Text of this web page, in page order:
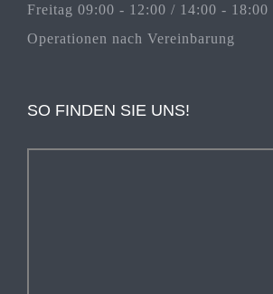
Freitag 09:00 - 12:00 / 14:00 - 18:00
Operationen nach Vereinbarung
SO FINDEN SIE UNS!